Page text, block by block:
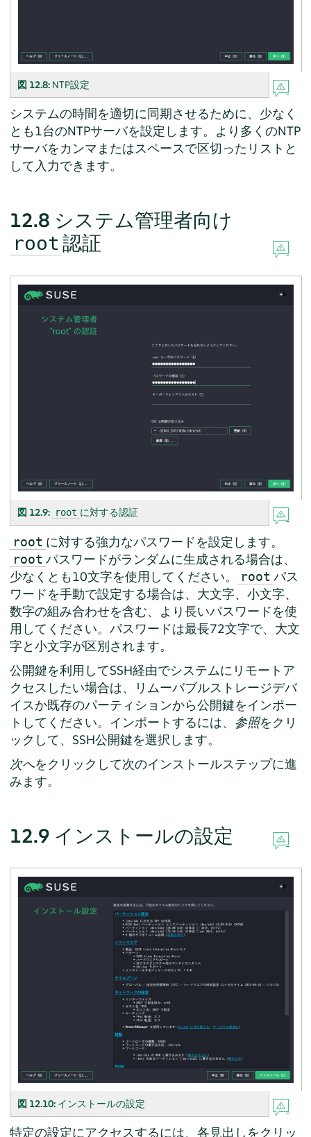
図 12.8: NTP設定
システムの時間を適切に同期させるために、少なく
とも1台のNTPサーバを設定します。より多くのNTP
サーバをカンマまたはスペースで区切ったリストと
して入力できます。
12.8 システム管理者向け
root認証
図 12.9: root に対する認証
root に対する強力なパスワードを設定します。
root パスワードがランダムに生成される場合は、
少なくとも10文字を使用してください。
root パス
ワードを手動で設定する場合は、大文字、小文字、
数字の組み合わせを含む、より長いパスワードを使
用してください。パスワードは最長72文字で、大文
字と小文字が区別されます。
公開鍵を利用してSSH経由でシステムにリモートア
クセスしたい場合は、リムーバブルストレージデバ
イスか既存のパーティションから公開鍵をインポー
トしてください。インポートするには、 参照をクリ
ックして、SSH公開鍵を選択します。
次へをクリックして次のインストールステップに進
みます。
12.9 インストールの設定
図 12.10: インストールの設定
特定の設定にアクセスするには、各見出しをクリッ